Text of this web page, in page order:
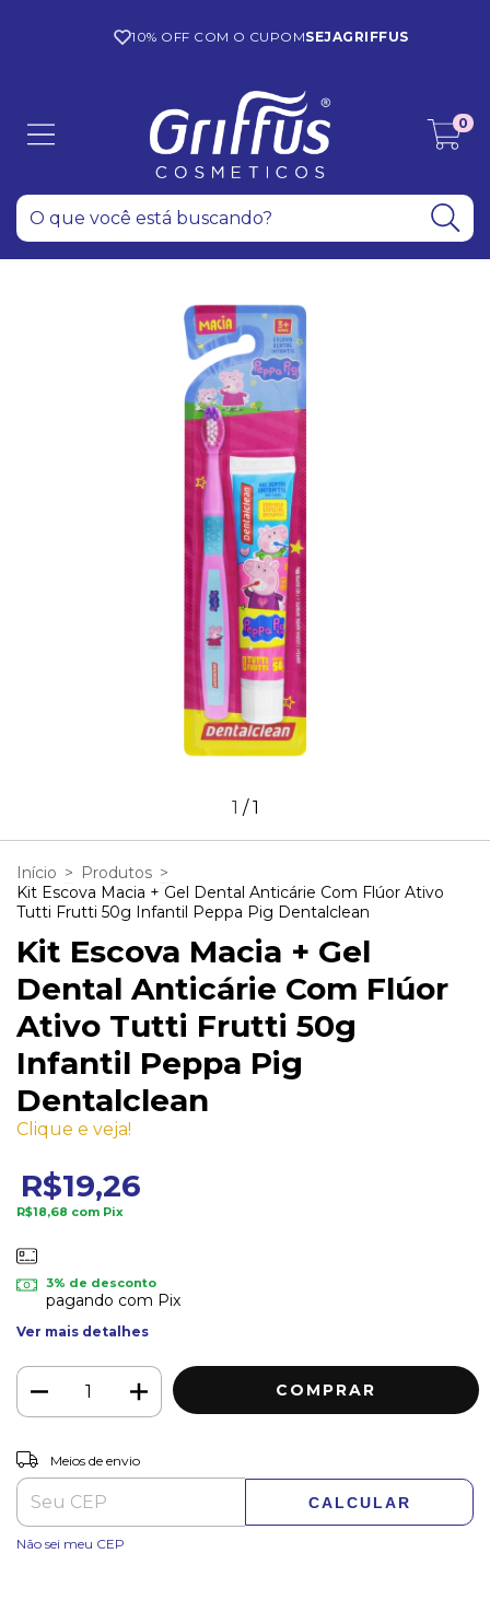
10% OFF COM O CUPOMSEJAGRIFFUS
0
1 /1
Início > Produtos >
Kit Escova Macia + Gel Dental Anticárie Com Flúor Ativo
Tutti Frutti 50g Infantil Peppa Pig Dentalclean
Kit Escova Macia + Gel
Dental Anticárie Com Flúor
Ativo Tutti Frutti 50g
Infantil Peppa Pig
Dentalclean
Clique e veja!
R$19,26
R$18,68 com Pix
3% de desconto
pagando com Pix
Ver mais detalhes
Entregas para o CEP:
Meios de envio
CALCULAR
Não sei meu CEP